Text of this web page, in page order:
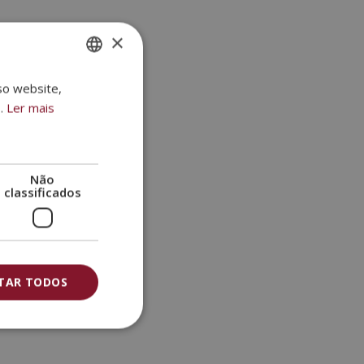
SPANISH
PORTUGUESE
×
website,
Ler mais
Não
classificados
TODOS